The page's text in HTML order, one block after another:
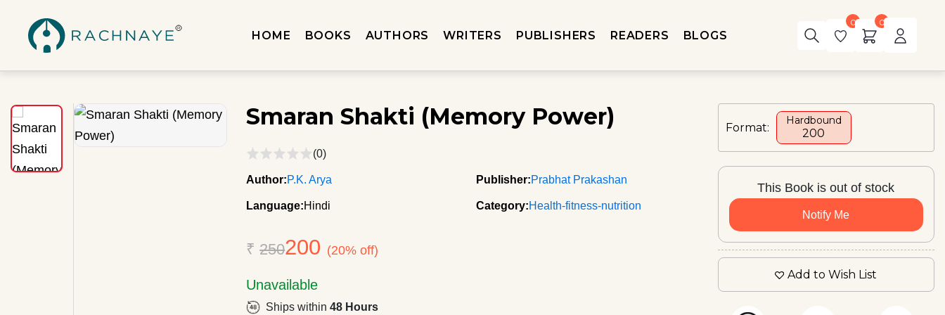
HOME BOOKS AUTHORS WRITERS PUBLISHERS READERS BLOGS
0 0
Smaran Shakti (Memory Power)
(0)
Author:P.K. Arya Publisher:Prabhat Prakashan
Language:Hindi Category:Health-fitness-nutrition
₹250200 (20% off)
Unavailable
Ships within48 Hours
Format:
Hardbound
₹200
This Book is out of stock
Notify Me
Add to Wish List